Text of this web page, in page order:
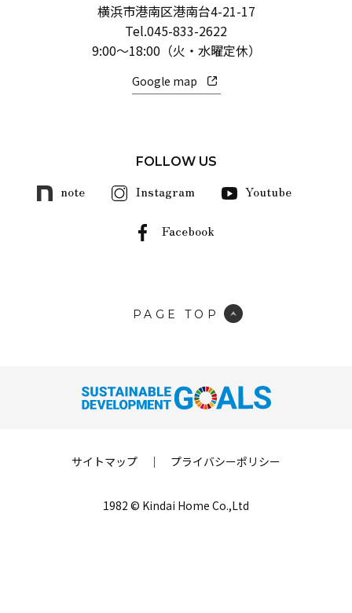
横浜市港南区港南台4-21-17
Tel.045-833-2622
9:00～18:00（火・水曜定休）
Google map
FOLLOW US
note Instagram Youtube
Facebook
PAGE TOP
サイトマップ ｜ プライバシーポリシー
1982 © Kindai Home Co.,Ltd